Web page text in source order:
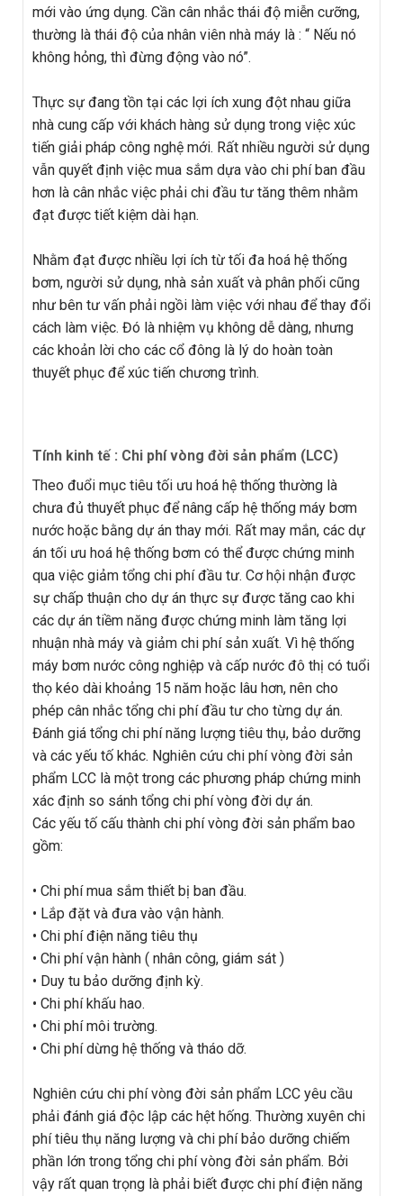
mới vào ứng dụng. Cần cân nhắc thái độ miễn cưỡng,
thường là thái độ của nhân viên nhà máy là : “ Nếu nó
không hỏng, thì đừng động vào nó”.
Thực sự đang tồn tại các lợi ích xung đột nhau giữa
nhà cung cấp với khách hàng sử dụng trong việc xúc
tiến giải pháp công nghệ mới. Rất nhiều người sử dụng
vẫn quyết định việc mua sắm dựa vào chi phí ban đầu
hơn là cân nhắc việc phải chi đầu tư tăng thêm nhằm
đạt được tiết kiệm dài hạn.
Nhằm đạt được nhiều lợi ích từ tối đa hoá hệ thống
bơm, người sử dụng, nhà sản xuất và phân phối cũng
như bên tư vấn phải ngồi làm việc với nhau để thay đổi
cách làm việc. Đó là nhiệm vụ không dễ dàng, nhưng
các khoản lời cho các cổ đông là lý do hoàn toàn
thuyết phục để xúc tiến chương trình.
Tính kinh tế : Chi phí vòng đời sản phẩm (LCC)
Theo đuổi mục tiêu tối ưu hoá hệ thống thường là
chưa đủ thuyết phục để nâng cấp hệ thống máy bơm
nước hoặc bằng dự án thay mới. Rất may mắn, các dự
án tối ưu hoá hệ thống bơm có thể được chứng minh
qua việc giảm tổng chi phí đầu tư. Cơ hội nhận được
sự chấp thuận cho dự án thực sự được tăng cao khi
các dự án tiềm năng được chứng minh làm tăng lợi
nhuận nhà máy và giảm chi phí sản xuất. Vì hệ thống
máy bơm nước công nghiệp và cấp nước đô thị có tuổi
thọ kéo dài khoảng 15 năm hoặc lâu hơn, nên cho
phép cân nhắc tổng chi phí đầu tư cho từng dự án.
Đánh giá tổng chi phí năng lượng tiêu thụ, bảo dưỡng
và các yếu tố khác. Nghiên cứu chi phí vòng đời sản
phẩm LCC là một trong các phương pháp chứng minh
xác định so sánh tổng chi phí vòng đời dự án.
Các yếu tố cấu thành chi phí vòng đời sản phẩm bao
gồm:
• Chi phí mua sắm thiết bị ban đầu.
• Lắp đặt và đưa vào vận hành.
• Chi phí điện năng tiêu thụ
• Chi phí vận hành ( nhân công, giám sát )
• Duy tu bảo dưỡng định kỳ.
• Chi phí khấu hao.
• Chi phí môi trường.
• Chi phí dừng hệ thống và tháo dỡ.
Nghiên cứu chi phí vòng đời sản phẩm LCC yêu cầu
phải đánh giá độc lập các hệt hống. Thường xuyên chi
phí tiêu thụ năng lượng và chi phí bảo dưỡng chiếm
phần lớn trong tổng chi phí vòng đời sản phẩm. Bởi
vậy rất quan trọng là phải biết được chi phí điện năng